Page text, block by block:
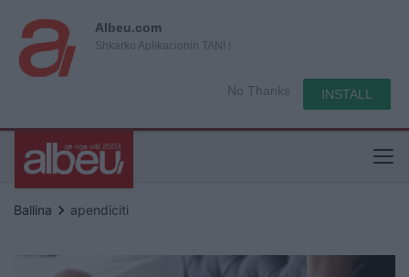
Albeu.com
Shkarko Aplikacionin TANI !
No Thanks INSTALL
Ballina keyboard_arrow_right apendiciti